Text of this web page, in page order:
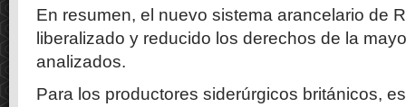
En resumen, el nuevo sistema arancelario de
liberalizado y reducido los derechos de la
analizados.
Para los productores siderúrgicos británicos,